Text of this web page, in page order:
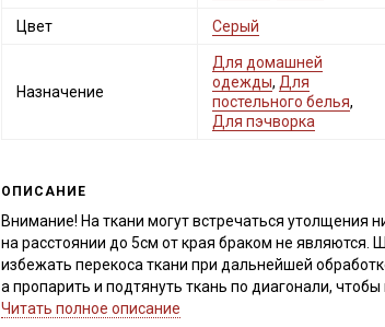
Цвет Серый
Назначение
Для домашней
одежды, Для
постельного белья,
Для пэчворка
ОПИСАНИЕ
Внимание! На ткани могут встречаться утолщения
на расстоянии до 5см от края браком не
избежать перекоса ткани при дальнейшей
а пропарить и подтянуть ткань по диагонали,
Просим учитывать это при заказе.
Читать полное описание